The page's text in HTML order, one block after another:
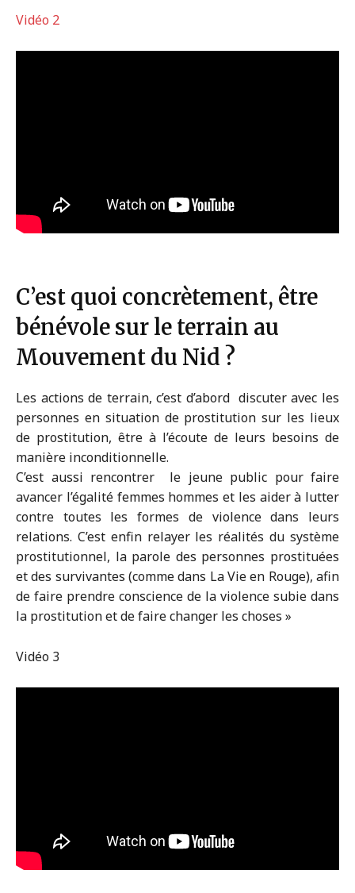
Vidéo 2
C’est quoi concrètement, être
bénévole sur le terrain au
Mouvement du Nid ?
Les actions de terrain, c’est d’abord discuter avec les
personnes en situation de prostitution sur les lieux
de prostitution, être à l’écoute de leurs besoins de
manière inconditionnelle.
C’est aussi rencontrer le jeune public pour faire
avancer l’égalité femmes hommes et les aider à lutter
contre toutes les formes de violence dans leurs
relations. C’est enfin relayer les réalités du système
prostitutionnel, la parole des personnes prostituées
et des survivantes (comme dans La Vie en Rouge), afin
de faire prendre conscience de la violence subie dans
la prostitution et de faire changer les choses »
Vidéo 3